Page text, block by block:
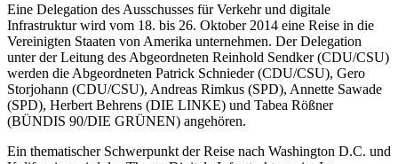
Eine Delegation des Ausschusses für Verkehr und digitale
Infrastruktur wird vom 18. bis 26. Oktober 2014 eine Reise in die
Vereinigten Staaten von Amerika unternehmen. Der Delegation
unter der Leitung des Abgeordneten Reinhold Sendker (CDU/CSU)
werden die Abgeordneten Patrick Schnieder (CDU/CSU), Gero
Storjohann (CDU/CSU), Andreas Rimkus (SPD), Annette Sawade
(SPD), Herbert Behrens (DIE LINKE) und Tabea Rößner
(BÜNDIS 90/DIE GRÜNEN) angehören.
Ein thematischer Schwerpunkt der Reise nach Washington D.C. und